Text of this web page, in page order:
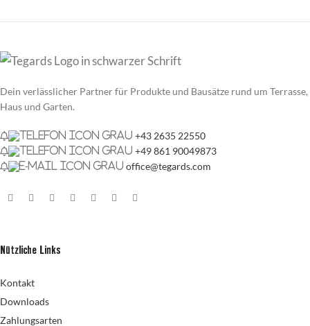
Dein verlässlicher Partner für Produkte und Bausätze rund um Terrasse,
Haus und Garten.
+43 2635 22550
+49 861 90049873
office@tegards.com
Nützliche Links
Kontakt
Downloads
Zahlungsarten